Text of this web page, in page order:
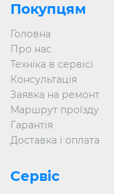
Покупцям
Головна
Про нас
Техніка в сервісі
Консультація
Заявка на ремонт
Маршрут проїзду
Гарантія
Доставка і оплата
Сервіс